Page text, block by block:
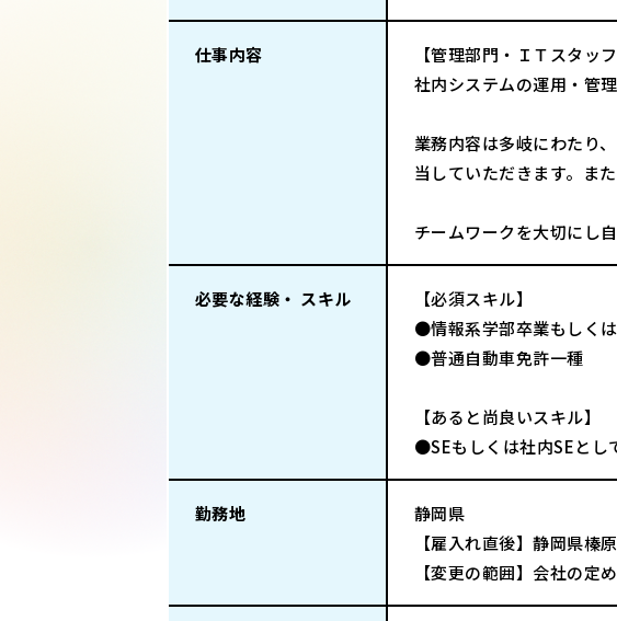
仕事内容
【管理部門・ＩＴスタッ
社内システムの運用・管
業務内容は多岐にわたり
当していただきます。ま
チームワークを大切にし
必要な経験・ スキル
【必須スキル】
●情報系学部卒業もしく
●普通自動車免許一種
【あると尚良いスキル】
●SEもしくは社内SEとし
勤務地
静岡県
【雇入れ直後】静岡県
【変更の範囲】会社の定